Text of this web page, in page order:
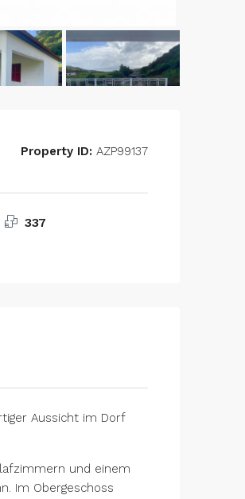
Property ID: AZP99137
337
Aussicht im Dorf
und einem
Im Obergeschoss